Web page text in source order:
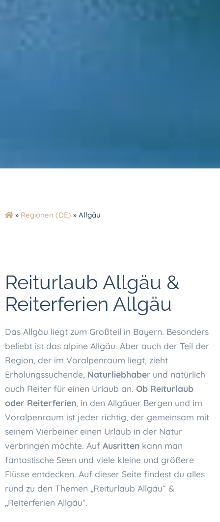
» Regionen (DE) » Allgäu
Reiturlaub Allgäu &
Reiterferien Allgäu
Das Allgäu liegt zum Großteil in Bayern. Besonders
beliebt ist das alpine Allgäu. Aber auch der Teil der
Region, der im Voralpenraum liegt, zieht
Erholungssuchende, Naturliebhaber und natürlich
auch Reiter für einen Urlaub an. Ob Reiturlaub
oder Reiterferien, in den Allgäuer Bergen und im
Voralpenraum ist jeder richtig, der gemeinsam mit
seinem Vierbeiner einen Urlaub in der Natur
verbringen möchte. Auf Ausritten kann man
fantastische Seen und viele kleine und größere
Flüsse entdecken. Auf dieser Seite findest du alles
rund zu den Themen „Reiturlaub Allgäu“ &
„Reiterferien Allgäu“.